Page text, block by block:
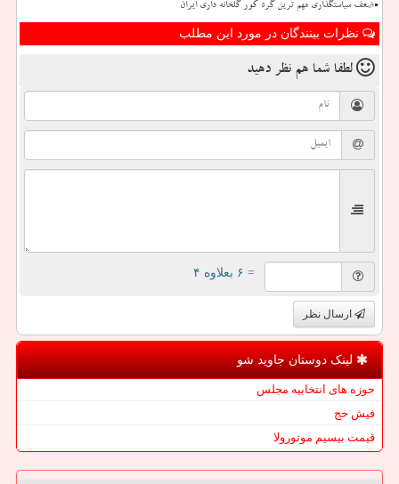
ضعف سیاستگذاری مهم ترین گره کور گلخانه داری ایران
نظرات بینندگان در مورد این مطلب
لطفا شما هم نظر دهید
= ۶ بعلاوه ۴
ارسال نظر
لینک دوستان جاوید شو
حوزه های انتخابیه مجلس
فیش حج
قیمت بیسیم موتورولا